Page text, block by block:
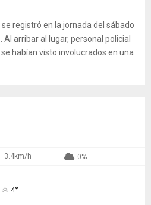
registró en la jornada del sábado
arribar al lugar, personal policial
habían visto involucrados en una
3.4km/h 0%
4°